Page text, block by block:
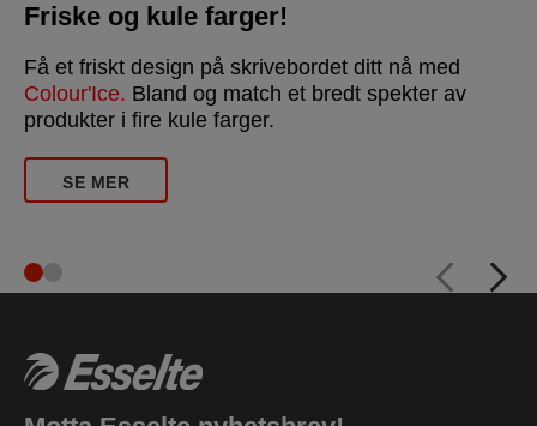
av
De livlige fargene for kontoret!
Bring farger til arbeidsplassen din. Velg
seks sterkeVIVIDA -farger. Serien består
praktiske og nødvendige produkter til